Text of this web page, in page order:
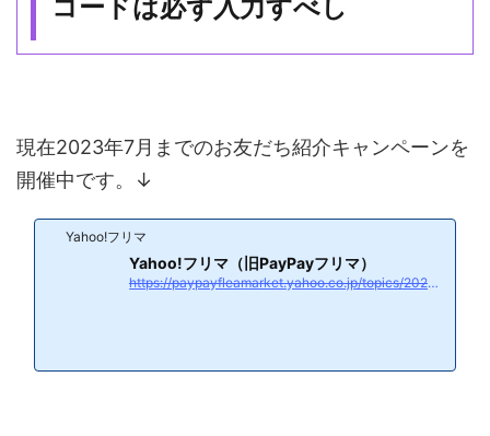
コードは必ず入力すべし
現在2023年7月までのお友だち紹介キャンペーンを
開催中です。↓
Yahoo!フリマ
Yahoo!フリマ（旧PayPayフリマ）
https://paypayfleamarket.yahoo.co.jp/topics/20230601/0001/